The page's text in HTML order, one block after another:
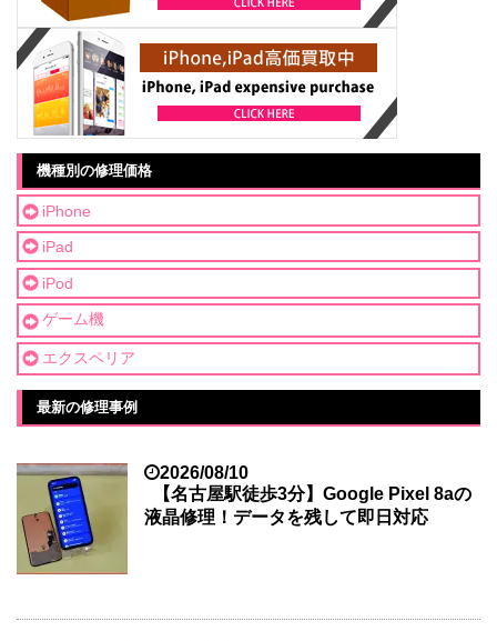
機種別の修理価格
iPhone
iPad
iPod
ゲーム機
エクスペリア
最新の修理事例
2026/08/10
【名古屋駅徒歩3分】Google Pixel 8aの
液晶修理！データを残して即日対応